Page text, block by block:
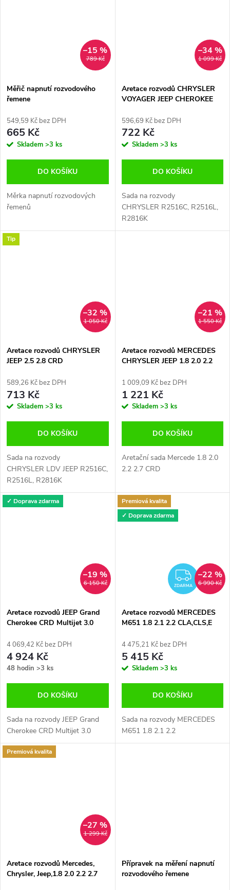
789 Kč
–15 %
Měřič napnutí rozvodového
řemene
549,59 Kč bez DPH
665 Kč
Skladem >3 ks
DO KOŠÍKU
Měrka napnutí rozvodových
řemenů
1 099 Kč
–34 %
Aretace rozvodů CHRYSLER
VOYAGER JEEP CHEROKEE
596,69 Kč bez DPH
722 Kč
Skladem >3 ks
DO KOŠÍKU
Sada na rozvody
CHRYSLER R2516C, R2516L,
R2816K
Tip
1 050 Kč
–32 %
Aretace rozvodů CHRYSLER
JEEP 2.5 2.8 CRD
589,26 Kč bez DPH
713 Kč
Skladem >3 ks
DO KOŠÍKU
Sada na rozvody
CHRYSLER LDV JEEP R2516C,
R2516L, R2816K
1 550 Kč
–21 %
Aretace rozvodů MERCEDES
CHRYSLER JEEP 1.8 2.0 2.2
1 009,09 Kč bez DPH
1 221 Kč
Skladem >3 ks
DO KOŠÍKU
Aretační sada Mercede 1.8 2.0
2.2 2.7 CRD
✓ Doprava zdarma
6 150 Kč
–19 %
Aretace rozvodů JEEP Grand
Cherokee CRD Multijet 3.0
4 069,42 Kč bez DPH
4 924 Kč
48 hodin >3 ks
DO KOŠÍKU
Sada na rozvody JEEP Grand
Cherokee CRD Multijet 3.0
Premiová kvalita
✓ Doprava zdarma
ZDARMA 6 990 Kč
–22 %
Aretace rozvodů MERCEDES
M651 1.8 2.1 2.2 CLA,CLS,E
4 475,21 Kč bez DPH
5 415 Kč
Skladem >3 ks
DO KOŠÍKU
Sada na rozvody MERCEDES
M651 1.8 2.1 2.2
Premiová kvalita
1 299 Kč
–27 %
Aretace rozvodů Mercedes,
Chrysler, Jeep,1.8 2.0 2.2 2.7
Přípravek na měření napnutí
rozvodového řemene